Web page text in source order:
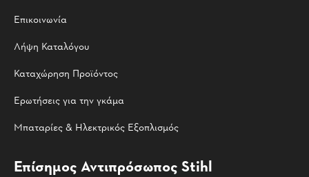
Επικοινωνία
Λήψη Καταλόγου
Καταχώρηση Προϊόντος
Ερωτήσεις για την γκάμα
Μπαταρίες & Ηλεκτρικός Εξοπλισμός
Επίσημος Αντιπρόσωπος Stihl